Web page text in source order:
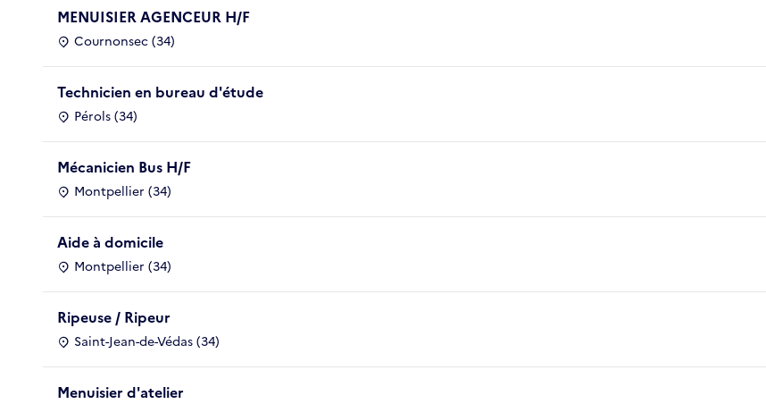
MENUISIER AGENCEUR H/F
Cournonsec (34)
Technicien en bureau d'étude
Pérols (34)
Mécanicien Bus H/F
Montpellier (34)
Aide à domicile
Montpellier (34)
Ripeuse / Ripeur
Saint-Jean-de-Védas (34)
Menuisier d'atelier